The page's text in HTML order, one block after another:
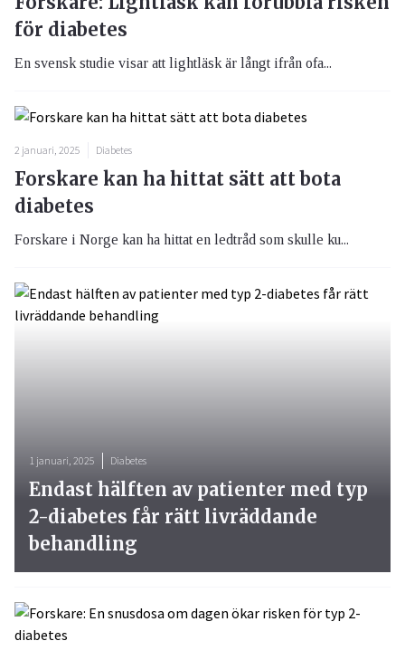
för diabetes
En svensk studie visar att lightläsk är långt ifrån ofa...
2 januari, 2025 Diabetes
Forskare kan ha hittat sätt att bota
diabetes
Forskare i Norge kan ha hittat en ledtråd som skulle ku...
1 januari, 2025 Diabetes
Endast hälften av patienter med typ
2-diabetes får rätt livräddande
behandling